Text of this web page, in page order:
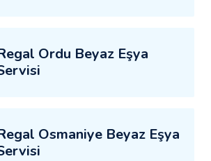
Ordu Beyaz Eşya
Osmaniye Beyaz Eşya